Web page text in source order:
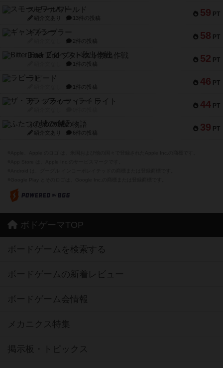
59 PT
スモールワールド
紹介文あり 13件の投稿
58 PT
ギャンブラー
2件の投稿
52 PT
Bitter End ブタペスト救出作戦
1件の投稿
46 PT
ラピード
1件の投稿
44 PT
ザ・フラッフィー・ライト
39 PT
ふたつの城の物語
紹介文あり 6件の投稿
ボドゲーマTOP
ボードゲームを検索する
ボードゲームの新着レビュー
ボードゲーム会情報
メカニクス特集
掲示板・トピックス